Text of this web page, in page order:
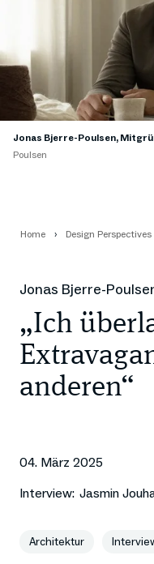
Jonas Bjerre-Poulsen,
Poulsen
Home Design Perspectives
Jonas Bjerre-
„Ich
anderen“
04. März 2025
Interview: Jasmin
Architektur